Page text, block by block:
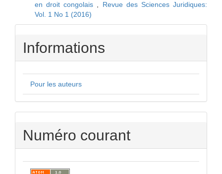
en droit congolais , Revue des Sciences Juridiques:
Vol. 1 No 1 (2016)
Informations
Pour les auteurs
Numéro courant